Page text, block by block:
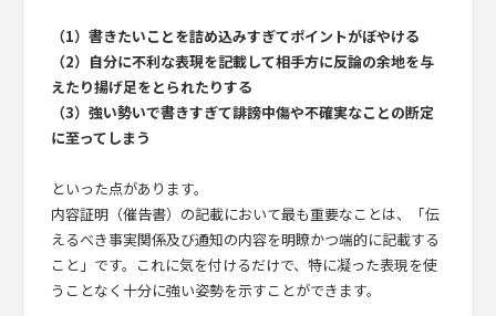
（1）書きたいことを詰め込みすぎてポイントがぼやける
（2）自分に不利な表現を記載して相手方に反論の余地を与
えたり揚げ足をとられたりする
（3）強い勢いで書きすぎて誹謗中傷や不確実なことの断定
に至ってしまう
といった点があります。
内容証明（催告書）の記載において最も重要なことは、「伝
えるべき事実関係及び通知の内容を明瞭かつ端的に記載する
こと」です。これに気を付けるだけで、特に凝った表現を使
うことなく十分に強い姿勢を示すことができます。